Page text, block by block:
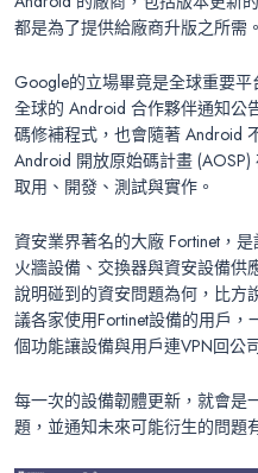
都是為了提供給廠商升版之所需。
Google的立場畢竟是全球重要
全球的 Android 合作夥伴通知公
碼修補程式，也會隨著 Android
Android 開放原始碼計畫
取用、開發、測試與實作。
資安業界著名的大廠 Fortinet，
火牆設備、交換器與資安設備供
說明碰到的資安問題為何，比方
議各家使用Fortinet設備的用戶
個功能讓設備與用戶連VPN回公
每一次的設備韌體更新，就會是
題，並通知未來可能衍生的問題